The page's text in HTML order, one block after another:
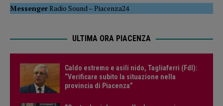
MessengerRadio Sound –Piacenza24
ULTIMA ORA PIACENZA
Caldo estremo e asili nido, Tagliaferri (FdI):
“Verificare subito la situazione nella
provincia di Piacenza”